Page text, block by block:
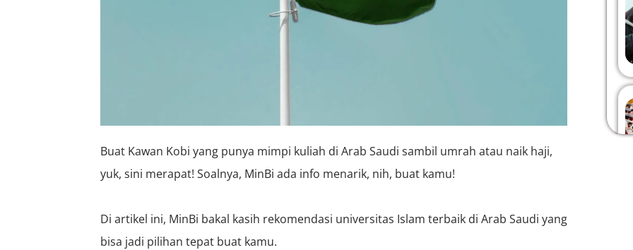
Buat Kawan Kobi yang punya mimpi kuliah di Arab Saudi sambil umrah atau naik haji,
yuk, sini merapat! Soalnya, MinBi ada info menarik, nih, buat kamu!
Di artikel ini, MinBi bakal kasih rekomendasi universitas Islam terbaik di Arab Saudi yang
bisa jadi pilihan tepat buat kamu.